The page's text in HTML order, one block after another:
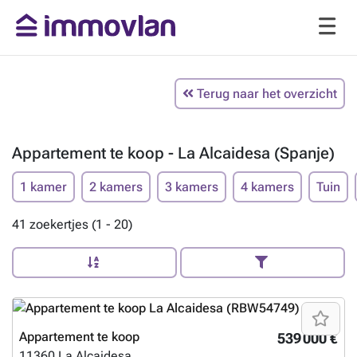
Terug naar het overzicht
Appartement te koop - La Alcaidesa (Spanje)
1 kamer 2 kamers 3 kamers 4 kamers Tuin
41 zoekertjes (1 - 20)
539 000 €
Appartement te koop